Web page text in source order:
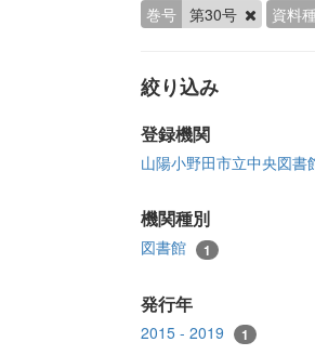
巻号 第30号 資料
絞り込み
登録機関
山陽小野田市立中央図書
機関種別
図書館 1
発行年
2015 - 2019 1